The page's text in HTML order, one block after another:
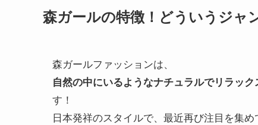
森ガールの特徴！どういうジャ
森ガールファッションは、
自然の中にいるようなナチュラルでリラッ
す！
日本発祥のスタイルで、最近再び注目を集